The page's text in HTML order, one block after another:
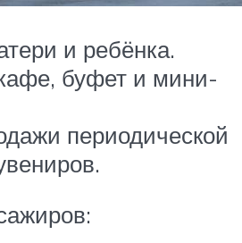
и ребёнка.
буфет и мини-
периодической